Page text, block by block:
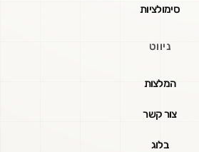
סימולציות
ניווט
המלצות
צור קשר
בלוג